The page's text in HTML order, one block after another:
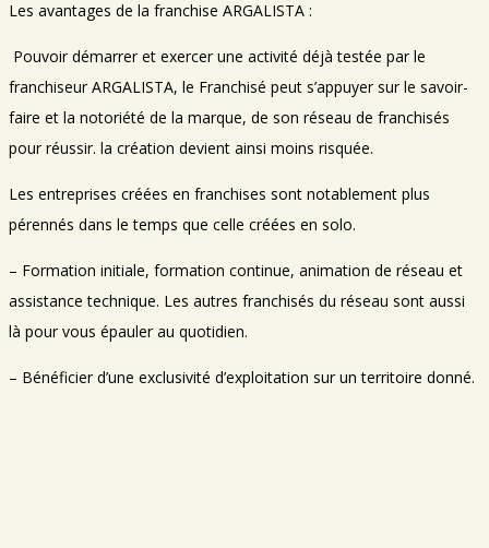
Les avantages de la franchise ARGALISTA :
Pouvoir démarrer et exercer une activité déjà testée par le
franchiseur ARGALISTA, le Franchisé peut s’appuyer sur le savoir-
faire et la notoriété de la marque, de son réseau de franchisés
pour réussir. la création devient ainsi moins risquée.
Les entreprises créées en franchises sont notablement plus
pérennés dans le temps que celle créées en solo.
– Formation initiale, formation continue, animation de réseau et
assistance technique. Les autres franchisés du réseau sont aussi
là pour vous épauler au quotidien.
– Bénéficier d’une exclusivité d’exploitation sur un territoire donné.